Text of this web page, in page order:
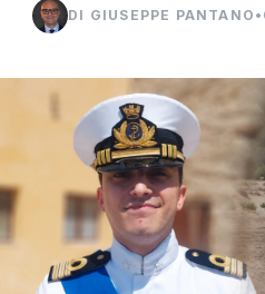
DI GIUSEPPE PANTANO •